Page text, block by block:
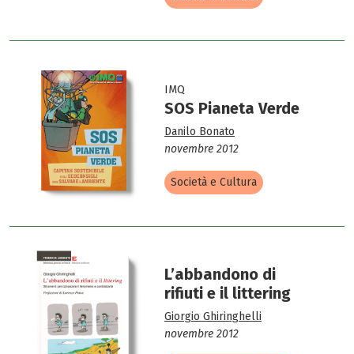
IMQ
SOS Pianeta Verde
Danilo Bonato
novembre 2012
Società e Cultura
L’abbandono di
rifiuti e il littering
Giorgio Ghiringhelli
novembre 2012